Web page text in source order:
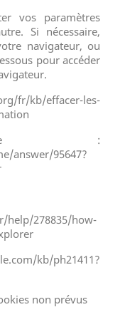
vos paramètres
Si nécessaire,
navigateur, ou
pour accéder
fr/kb/effacer-les-
:
answer/95647?
help/278835/how-
kb/ph21411?
non prévus